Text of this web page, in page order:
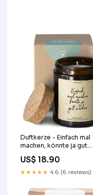
Duftkerze - Einfach mal
machen, könnte ja gut
werden. candle1
US$ 18.90
★★★★★ 4.6 (6 reviews)